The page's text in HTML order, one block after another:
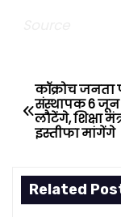
P
o
t
कॉक्रोच जनता
संस्थापक 6 जून
लौटेंगे, शिक्षा
इस्तीफा मांगेंगे
Related